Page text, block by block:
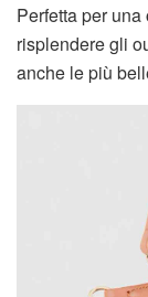
Perfetta per una
risplendere gli
anche le più